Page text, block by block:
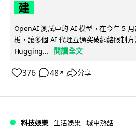
建
OpenAI 測試中的 AI 模型，在今年 5
板，讓多個 AI 代理互通突破網絡限制
Hugging...
閱讀全文
376 48 ↗ 分享
科技娛樂 生活娛樂 城中熱話